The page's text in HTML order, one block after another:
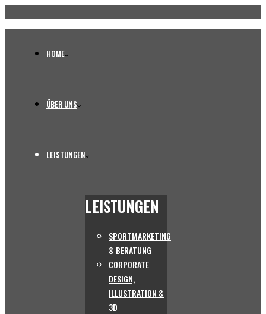
HOME
ÜBER UNS
LEISTUNGEN
LEISTUNGEN
SPORTMARKETING
& BERATUNG
CORPORATE
DESIGN,
ILLUSTRATION &
3D